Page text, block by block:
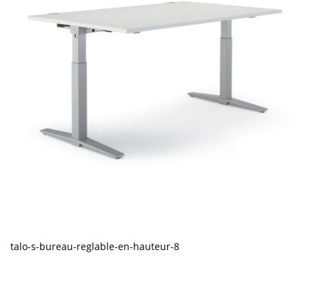
talo-s-bureau-reglable-en-hauteur-8